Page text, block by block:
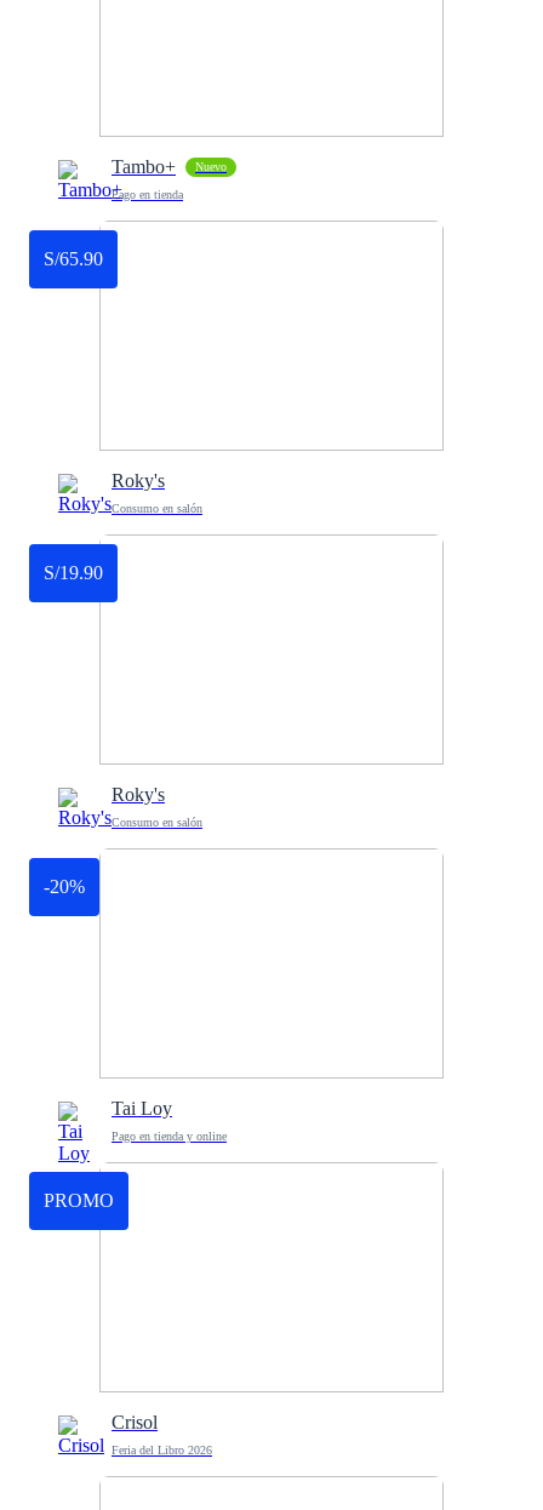
Tambo+ Nuevo
Pago en tienda
S/65.90
Roky's
Consumo en salón
S/19.90
Roky's
Consumo en salón
-20%
Tai Loy
Pago en tienda y online
PROMO
Crisol
Feria del Libro 2026